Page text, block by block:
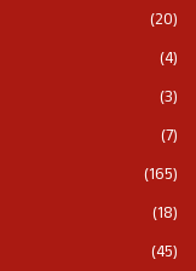
(20)
(4)
(3)
(7)
(165)
(18)
(45)